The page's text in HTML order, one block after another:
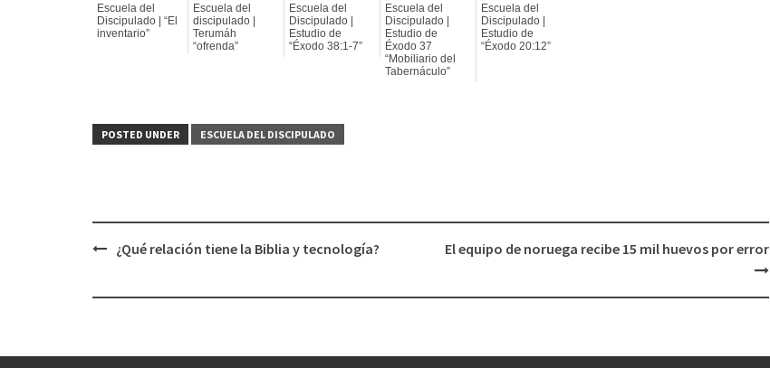
Escuela del
Discipulado | “El
inventario”
Escuela del
discipulado |
Terumáh
“ofrenda”
Escuela del
Discipulado |
Estudio de
“Éxodo 38:1-7”
Escuela del
Discipulado |
Estudio de
Éxodo 37
“Mobiliario del
Tabernáculo”
Escuela del
Discipulado |
Estudio de
“Éxodo 20:12”
POSTED UNDER ESCUELA DEL DISCIPULADO
¿Qué relación tiene la Biblia y tecnología? El equipo de noruega recibe 15 mil huevos por error